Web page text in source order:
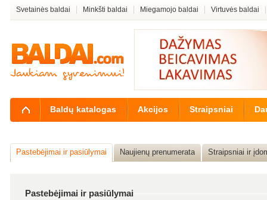
Pastebėjimai ir pasiūlymai Naujienų prenumerata Straipsniai ir
Pastebėjimai ir pasiūlymai
Svetainės baldai Minkšti baldai Miegamojo baldai Virtuvės baldai
Baldų katalogas Akcijos Straipsniai